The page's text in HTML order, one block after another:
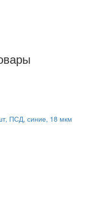
ПСД, синие, 18 мкм